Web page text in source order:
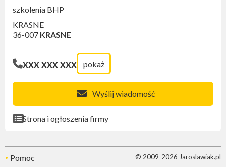
szkolenia BHP
KRASNE
36-007 KRASNE
xxx xxx xxx pokaż
Wyślij wiadomość
Strona i ogłoszenia firmy
Pomoc
© 2009-2026 Jaroslawiak.pl